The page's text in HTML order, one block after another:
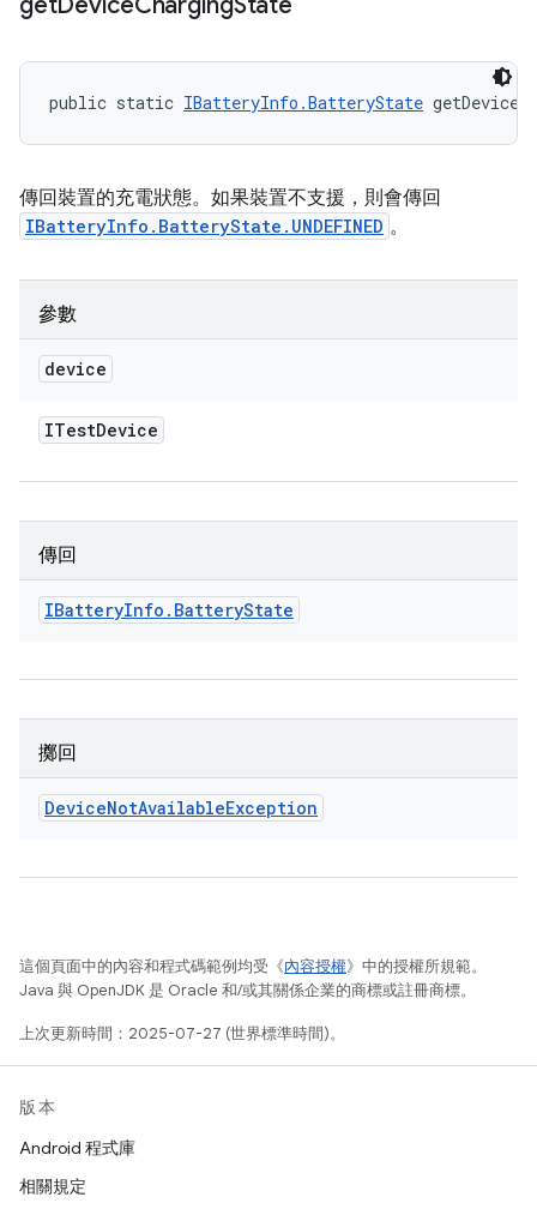
public static IBatteryInfo.BatteryState
傳回裝置的充電狀態。如果裝置不支援，則會傳回
IBatteryInfo.BatteryState.UNDEFINED 。
參數
device
ITestDevice
傳回
IBatteryInfo . BatteryState
擲回
DeviceNotAvailableException
這個頁面中的內容和程式碼範例均受《內容授權》中的授權所規範。
Java 與 OpenJDK 是 Oracle 和/或其關係企業的商標或註冊商標。
上次更新時間：2025-07-27 (世界標準時間)。
版本
Android 程式庫
相關規定